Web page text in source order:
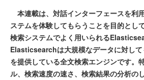
本連載は、対話インターフェースを利
ステムを体験してもらうことを目的とし
検索システムでよく用いられる
Elasticsearchは大規模なデータに対し
を提供している全文検索エンジンです。
ル、検索速度の速さ、検索結果の分析の